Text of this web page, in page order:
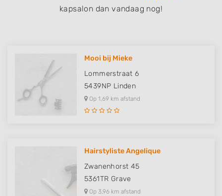
kapsalon dan vandaag nog!
Mooi bij Mieke
Lommerstraat 6
5439NP Linden
Op 1,69 km afstand
Hairstyliste Angelique
Zwanenhorst 45
5361TR Grave
Op 3,96 km afstand